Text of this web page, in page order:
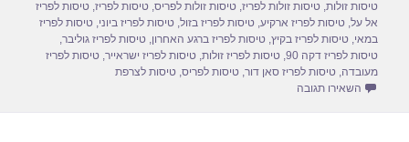
o
k
n
טיסות זולות ,טיסות זולות לפריז ,טיסות זולות לפריס ,טיסות לפריז ,טיסות לפריז
אל על ,טיסות לפריז ארקיע ,טיסות לפריז בזול ,טיסות לפריז ביוני ,טיסות לפריז
במאי ,טיסות לפריז בקיץ ,טיסות לפריז ברגע האחרון ,טיסות לפריז גוליבר
טיסות לפריז דקה 90
,טיסות לפריז זולות ,טיסות לפריז ישראייר ,טיסות לפריז
מעובדה ,טיסות לפריז סאן דור ,טיסות לפריס ,טיסות לצרפת
השאירו תגובה